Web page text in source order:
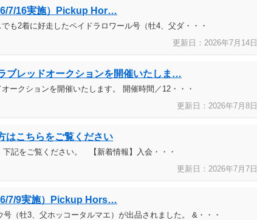
7/16実施）Pickup Hor…
2着に好走したペイドラロワール号（牡4、父ダ・・・
更新日：2026年7月 14日
ブレッドオークションを開催いたしま…
ークションを開催いたします。 開催時間／12・・・
更新日：2026年7月 8日
はこちらをご覧ください
記をご覧ください。 【新着情報】入会・・・
更新日：2026年7月 7日
7/9実施）Pickup Hors…
（牡3、父ホッコータルマエ）が出品されました。 &・・・